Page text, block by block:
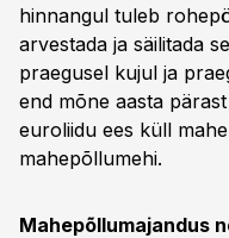
hinnangul tuleb
arvestada ja säilitada
praegusel kujul ja
end mõne aasta
euroliidu ees küll
mahepõllumehi.
Mahepõllumajandus